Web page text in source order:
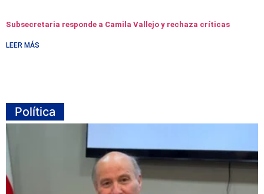
Subsecretaria responde a Camila Vallejo y rechaza críticas
LEER MÁS
Política